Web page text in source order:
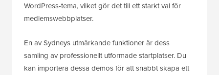
WordPress-tema, vilket gör det till ett starkt val för
medlemswebbplatser.
En av Sydneys utmärkande funktioner är dess
samling av professionellt utformade startplatser. Du
kan importera dessa demos för att snabbt skapa ett